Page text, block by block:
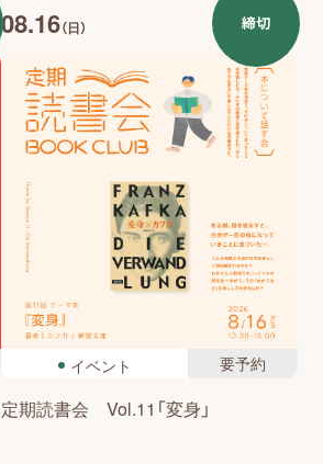
08.16（日） 締切
イベント 要予約
定期読書会 Vol.11「変身」